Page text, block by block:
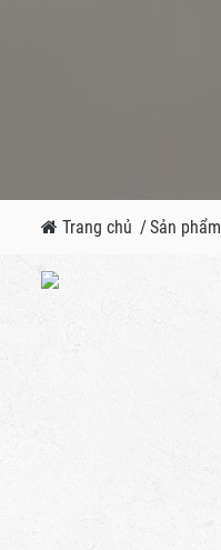
Trang chủ /Sản phẩm